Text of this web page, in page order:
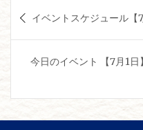
稿
ゲ
ー
イベントスケジュール【
今日のイベント 【7月1